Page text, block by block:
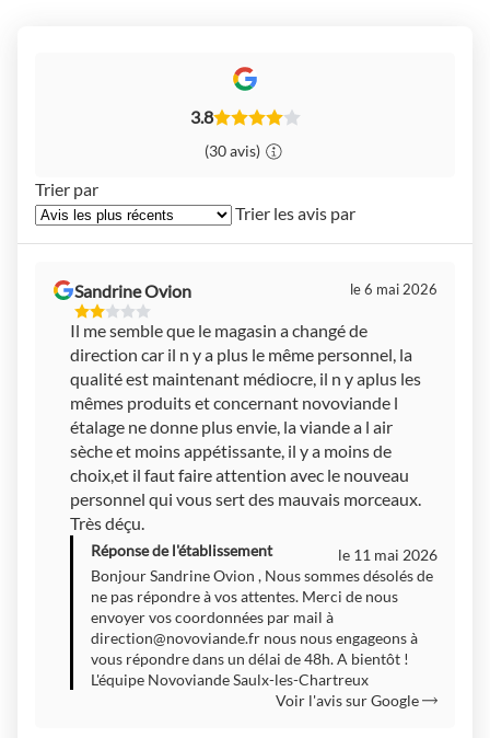
3.8
(30 avis)
Trier par
Trier les avis par
Sandrine Ovion
2
Étoiles
Sur
5
le 6 mai 2026
Il me semble que le magasin a changé de
direction car il n y a plus le même personnel, la
qualité est maintenant médiocre, il n y aplus les
mêmes produits et concernant novoviande l
étalage ne donne plus envie, la viande a l air
sèche et moins appétissante, il y a moins de
choix,et il faut faire attention avec le nouveau
personnel qui vous sert des mauvais morceaux.
Très déçu.
Réponse de l'établissement
le 11 mai 2026
Bonjour Sandrine Ovion , Nous sommes désolés de
ne pas répondre à vos attentes. Merci de nous
envoyer vos coordonnées par mail à
direction@novoviande.fr nous nous engageons à
vous répondre dans un délai de 48h. A bientôt !
L'équipe Novoviande Saulx-les-Chartreux
Voir l'avis sur Google